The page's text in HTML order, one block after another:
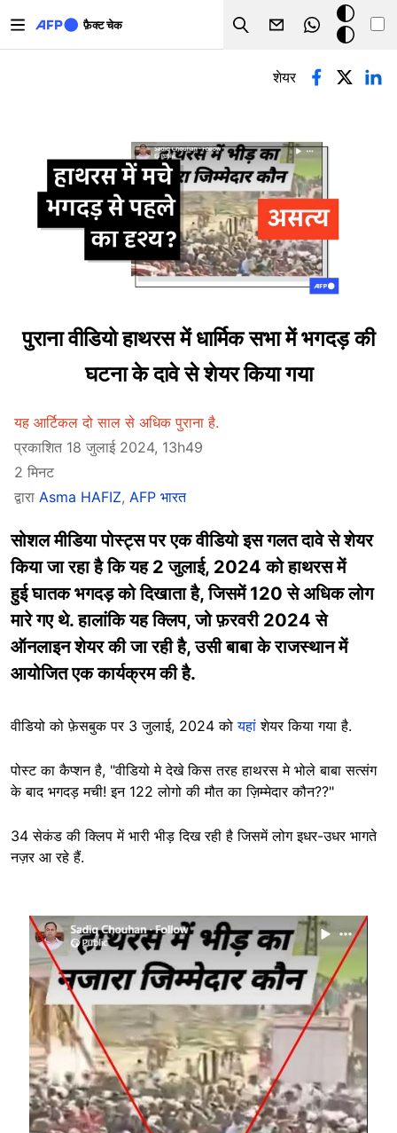
फ़ैक्ट चेक
Search
डार्क
मोड
प्राथमिक टैब्स
शेयर
पुराना वीडियो हाथरस में धार्मिक सभा में भगदड़ की
घटना के दावे से शेयर किया गया
यह आर्टिकल दो साल से अधिक पुराना है.
प्रकाशित 18 जुलाई 2024, 13h49
2 मिनट
द्वारा Asma HAFIZ, AFP भारत
सोशल मीडिया पोस्ट्स पर एक वीडियो इस गलत दावे से शेयर
किया जा रहा है कि यह 2 जुलाई, 2024 को हाथरस में
हुई घातक भगदड़ को दिखाता है, जिसमें 120 से अधिक लोग
मारे गए थे. हालांकि यह क्लिप, जो फ़रवरी 2024 से
ऑनलाइन शेयर की जा रही है, उसी बाबा के राजस्थान में
आयोजित एक कार्यक्रम की है.
वीडियो को फ़ेसबुक पर 3 जुलाई, 2024 कोयहां शेयर किया गया है.
पोस्ट का कैप्शन है, "वीडियो मे देखे किस तरह हाथरस मे भोले बाबा सत्संग
के बाद भगदड़ मची! इन 122 लोगो की मौत का ज़िम्मेदार कौन??"
34 सेकंड की क्लिप में भारी भीड़ दिख रही है जिसमें लोग इधर-उधर भागते
नज़र आ रहे हैं.
Image